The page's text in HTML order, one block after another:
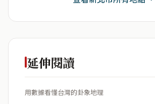
延伸閱讀
用數據看懂台灣的卦象地理